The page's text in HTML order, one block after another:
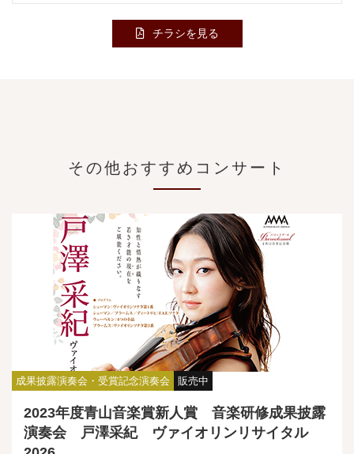
チラシを見る
その他おすすめコンサート
成果披露演奏会・受賞記念演奏会 販売中
2023年度青山音楽賞新人賞 音楽研修成果披露
演奏会 戸澤采紀 ヴァイオリンリサイタル